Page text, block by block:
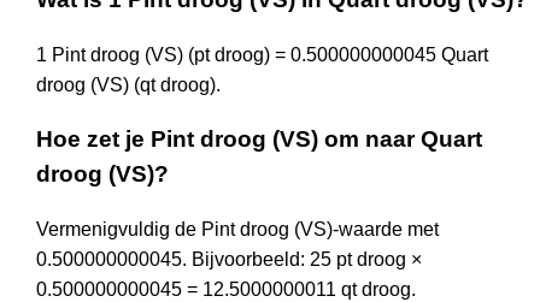
1 Pint droog (VS) (pt droog) = 0.500000000045 Quart
droog (VS) (qt droog).
Hoe zet je Pint droog (VS) om naar Quart
droog (VS)?
Vermenigvuldig de Pint droog (VS)-waarde met
0.500000000045. Bijvoorbeeld: 25 pt droog ×
0.500000000045 = 12.5000000011 qt droog.